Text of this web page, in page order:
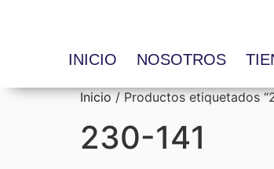
INICIO NOSOTROS
Inicio/ Productos etiquetados
230-141